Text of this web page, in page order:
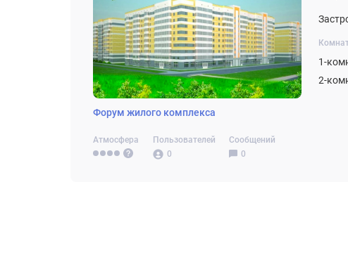
Форум жилого комплекса
Атмосфера
Пользователей
0
Сообщений
0
1-
2-